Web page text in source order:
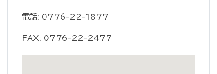
電話: 0776-22-1877
FAX: 0776-22-2477